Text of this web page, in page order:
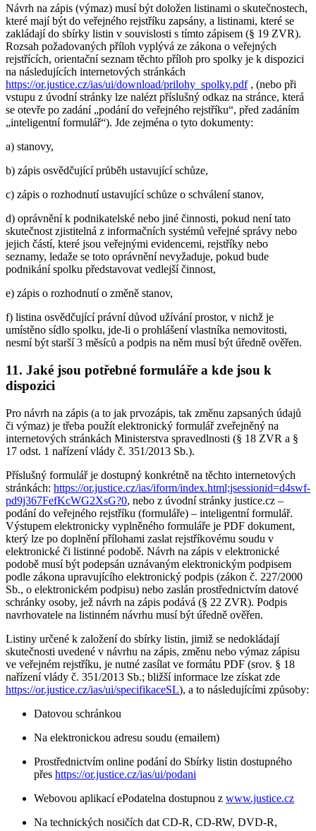
Návrh na zápis (výmaz) musí být doložen listinami o skutečnostech,
které mají být do veřejného rejstříku zapsány, a listinami, které se
zakládají do sbírky listin v souvislosti s tímto zápisem (§ 19 ZVR).
Rozsah požadovaných příloh vyplývá ze zákona o veřejných
rejstřících, orientační seznam těchto příloh pro spolky je k dispozici
na následujících internetových stránkách
https://or.justice.cz/ias/ui/download/prilohy_spolky.pdf, (nebo při
vstupu z úvodní stránky lze nalézt příslušný odkaz na stránce, která
se otevře po zadání „podání do veřejného rejstříku“, před zadáním
„inteligentní formulář“). Jde zejména o tyto dokumenty:
a) stanovy,
b) zápis osvědčující průběh ustavující schůze,
c) zápis o rozhodnutí ustavující schůze o schválení stanov,
d) oprávnění k podnikatelské nebo jiné činnosti, pokud není tato
skutečnost zjistitelná z informačních systémů veřejné správy nebo
jejich částí, které jsou veřejnými evidencemi, rejstříky nebo
seznamy, ledaže se toto oprávnění nevyžaduje, pokud bude
podnikání spolku představovat vedlejší činnost,
e) zápis o rozhodnutí o změně stanov,
f) listina osvědčující právní důvod užívání prostor, v nichž je
umístěno sídlo spolku, jde-li o prohlášení vlastníka nemovitosti,
nesmí být starší 3 měsíců a podpis na něm musí být úředně ověřen.
11. Jaké jsou potřebné formuláře a kde jsou k
dispozici
Pro návrh na zápis (a to jak prvozápis, tak změnu zapsaných údajů
či výmaz) je třeba použít elektronický formulář zveřejněný na
internetových stránkách Ministerstva spravedlnosti (§ 18 ZVR a §
17 odst. 1 nařízení vlády č. 351/2013 Sb.).
Příslušný formulář je dostupný konkrétně na těchto internetových
stránkách: https://or.justice.cz/ias/iform/index.html;jsessionid=d4swf-
pd9j367FefKcWG2XsG?0, nebo z úvodní stránky justice.cz –
podání do veřejného rejstříku (formuláře) – inteligentní formulář.
Výstupem elektronicky vyplněného formuláře je PDF dokument,
který lze po doplnění přílohami zaslat rejstříkovému soudu v
elektronické či listinné podobě. Návrh na zápis v elektronické
podobě musí být podepsán uznávaným elektronickým podpisem
podle zákona upravujícího elektronický podpis (zákon č. 227/2000
Sb., o elektronickém podpisu) nebo zaslán prostřednictvím datové
schránky osoby, jež návrh na zápis podává (§ 22 ZVR). Podpis
navrhovatele na listinném návrhu musí být úředně ověřen.
Listiny určené k založení do sbírky listin, jimiž se nedokládají
skutečnosti uvedené v návrhu na zápis, změnu nebo výmaz zápisu
ve veřejném rejstříku, je nutné zasílat ve formátu PDF (srov. § 18
nařízení vlády č. 351/2013 Sb.; bližší informace lze získat zde
https://or.justice.cz/ias/ui/specifikaceSL), a to následujícími způsoby:
Datovou schránkou
Na elektronickou adresu soudu (emailem)
Prostřednictvím online podání do Sbírky listin dostupného
přes https://or.justice.cz/ias/ui/podani
Webovou aplikací ePodatelna dostupnou z www.justice.cz
Na technických nosičích dat CD-R, CD-RW, DVD-R,